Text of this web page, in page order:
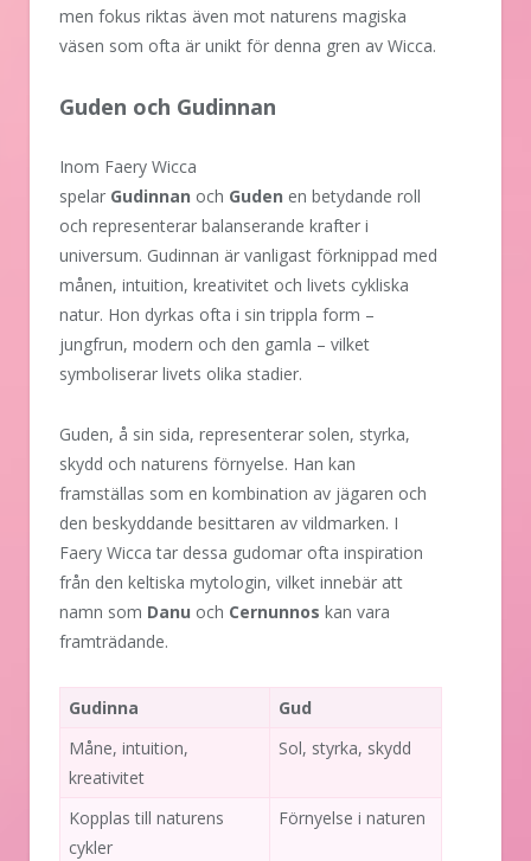
men fokus riktas även mot naturens magiska
väsen som ofta är unikt för denna gren av Wicca.
Guden och Gudinnan
Inom Faery Wicca
spelar Gudinnan och Guden en betydande roll
och representerar balanserande krafter i
universum. Gudinnan är vanligast förknippad med
månen, intuition, kreativitet och livets cykliska
natur. Hon dyrkas ofta i sin trippla form –
jungfrun, modern och den gamla – vilket
symboliserar livets olika stadier.
Guden, å sin sida, representerar solen, styrka,
skydd och naturens förnyelse. Han kan
framställas som en kombination av jägaren och
den beskyddande besittaren av vildmarken. I
Faery Wicca tar dessa gudomar ofta inspiration
från den keltiska mytologin, vilket innebär att
namn som Danu och Cernunnos kan vara
framträdande.
Gudinna
Gud
Måne, intuition,
kreativitet
Sol, styrka, skydd
Kopplas till naturens
cykler
Förnyelse i naturen